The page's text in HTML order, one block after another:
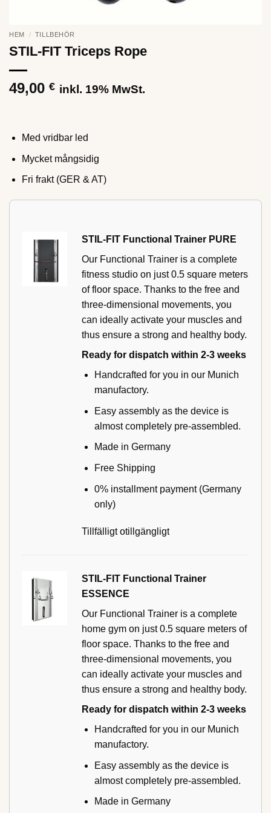
HEM / TILLBEHÖR
STIL-FIT Triceps Rope
49,00 € inkl. 19% MwSt.
Med vridbar led
Mycket mångsidig
Fri frakt (GER & AT)
STIL-FIT Functional Trainer PURE
Our Functional Trainer is a complete
fitness studio on just 0.5 square meters
of floor space. Thanks to the free and
three-dimensional movements, you
can ideally activate your muscles and
thus ensure a strong and healthy body.
Ready for dispatch within 2-3 weeks
Handcrafted for you in our Munich
manufactory.
Easy assembly as the device is
almost completely pre-assembled.
Made in Germany
Free Shipping
0% installment payment (Germany
only)
Tillfälligt otillgängligt
STIL-FIT Functional Trainer
ESSENCE
Our Functional Trainer is a complete
home gym on just 0.5 square meters of
floor space. Thanks to the free and
three-dimensional movements, you
can ideally activate your muscles and
thus ensure a strong and healthy body.
Ready for dispatch within 2-3 weeks
Handcrafted for you in our Munich
manufactory.
Easy assembly as the device is
almost completely pre-assembled.
Made in Germany